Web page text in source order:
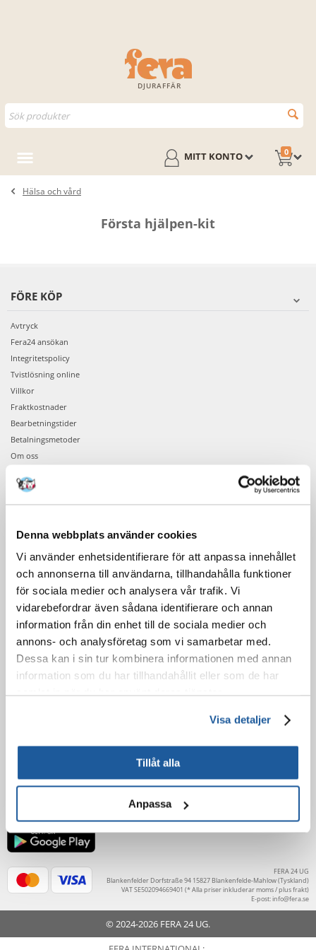
Denna webbplats använder cookies
Vi använder enhetsidentifierare för att anpassa innehållet
och annonserna till användarna, tillhandahålla funktioner
för sociala medier och analysera vår trafik. Vi
vidarebefordrar även sådana identifierare och annan
information från din enhet till de sociala medier och
annons- och analysföretag som vi samarbetar med.
Dessa kan i sin tur kombinera informationen med annan
information som du har tillhandahållit eller som de har
Visa detaljer
Tillåt alla
Anpassa
DJURAFFÄR
0
MITT KONTO
Hälsa och vård
Första hjälpen-kit
FÖRE KÖP
Avtryck
Fera24 ansökan
Integritetspolicy
Tvistlösning online
Villkor
Fraktkostnader
Bearbetningstider
Betalningsmetoder
Om oss
BESTÄLLNING
Beställningsinformation
Din beställning
Logga in på ditt konto
EFTER KÖPET
Avbokningsregler
Faktura
Garanti och service
Om oss
FERA 24 UG
Blankenfelder Dorfstraße 94 15827 Blankenfelde-Mahlow (Tyskland)
VAT SE502094669401 (* Alla priser inkluderar moms / plus frakt)
E-post:info@fera.se
© 2024-2026 FERA 24 UG.